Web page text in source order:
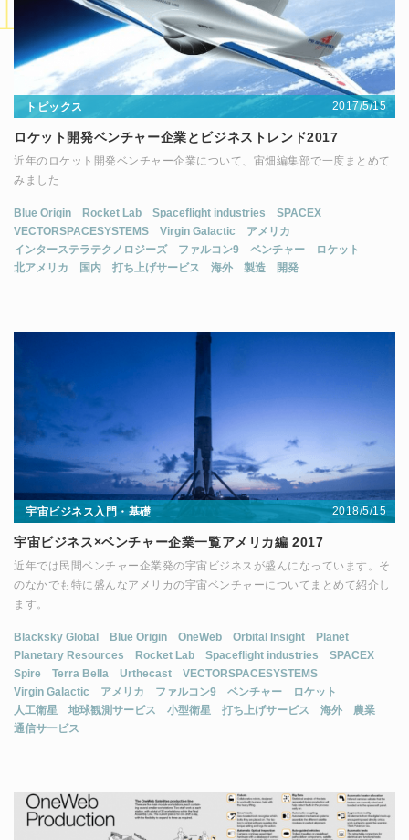
トピックス 2017/5/15
ロケット開発ベンチャー企業とビジネストレンド2017
近年のロケット開発ベンチャー企業について、宙畑編集部で一度まとめて
みました
Blue Origin Rocket Lab Spaceflight industries
SPACEX
VECTORSPACESYSTEMS
Virgin Galactic
アメリカ
インターステラテクノロジーズ
ファルコン9 ベンチャー
ロケット
北アメリカ
国内 打ち上げサービス 海外 製造 開発
宇宙ビジネス入門・基礎 2018/5/15
宇宙ビジネス×ベンチャー企業一覧アメリカ編 2017
近年では民間ベンチャー企業発の宇宙ビジネスが盛んになっています。そ
のなかでも特に盛んなアメリカの宇宙ベンチャーについてまとめて紹介し
ます。
Blacksky Global Blue Origin OneWeb Orbital Insight
Planet
Planetary Resources
Rocket Lab Spaceflight industries
SPACEX
Spire
Terra Bella Urthecast
VECTORSPACESYSTEMS
Virgin Galactic
アメリカ ファルコン9 ベンチャー
ロケット
人工衛星
地球観測サービス 小型衛星 打ち上げサービス 海外
農業
通信サービス